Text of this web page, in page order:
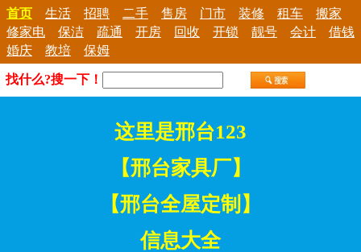
首页 生活 招聘 二手 售房 门市 装修 租车
搬家
修家电
保洁 疏通 开房 回收 开锁 靓号 会计
借钱
婚庆
教培 保姆
找什么?搜一下！
这里是邢台123
【邢台家具厂】
【邢台全屋定制】
信息大全